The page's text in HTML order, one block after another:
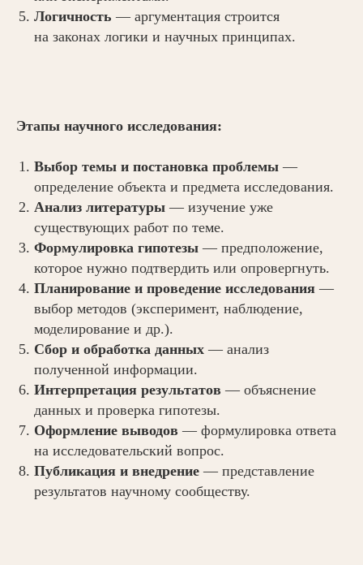
Логичность — аргументация строится
на законах логики и научных принципах.
Этапы научного исследования:
Выбор темы и постановка проблемы —
определение объекта и предмета исследования.
Анализ литературы — изучение уже
существующих работ по теме.
Формулировка гипотезы — предположение,
которое нужно подтвердить или опровергнуть.
Планирование и проведение исследования —
выбор методов (эксперимент, наблюдение,
моделирование и др.).
Сбор и обработка данных — анализ
полученной информации.
Интерпретация результатов — объяснение
данных и проверка гипотезы.
Оформление выводов — формулировка ответа
на исследовательский вопрос.
Публикация и внедрение — представление
результатов научному сообществу.